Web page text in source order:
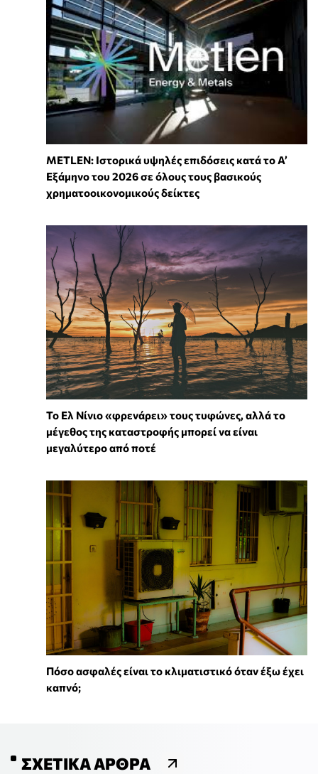
METLEN: Ιστορικά υψηλές επιδόσεις κατά το Α’
Εξάμηνο του 2026 σε όλους τους βασικούς
χρηματοοικονομικούς δείκτες
Το Ελ Νίνιο «φρενάρει» τους τυφώνες, αλλά το
μέγεθος της καταστροφής μπορεί να είναι
μεγαλύτερο από ποτέ
Πόσο ασφαλές είναι το κλιματιστικό όταν έξω έχει
καπνό;
ΣΧΕΤΙΚΆ ΆΡΘΡΑ